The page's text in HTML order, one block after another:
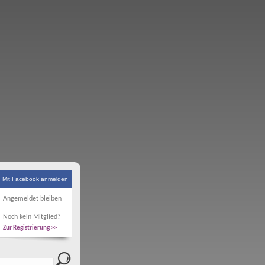
Mit Facebook anmelden
Angemeldet bleiben
Noch kein Mitglied?
Zur Registrierung >>